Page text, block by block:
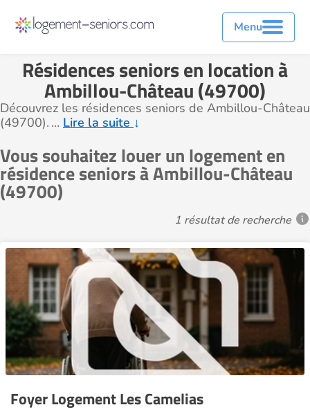
Menu
Résidences seniors en location à
Ambillou-Château (49700)
Découvrez les résidences seniors de Ambillou-Château
(49700). … Lire la suite ↓
Vous souhaitez louer un logement en
résidence seniors à Ambillou-Château
(49700)
1 résultat de recherche
Foyer Logement Les Camelias